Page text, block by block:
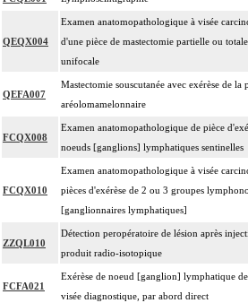
QEQX004
Examen anatomopathologique à visée
d'une pièce de mastectomie partielle ou
unifocale
QEFA007
Mastectomie souscutanée avec exérèse de la
aréolomamelonnaire
FCQX008
Examen anatomopathologique de pièce
noeuds [ganglions] lymphatiques sentinelles
FCQX010
Examen anatomopathologique à visée
pièces d'exérèse de 2 ou 3 groupes
[ganglionnaires lymphatiques]
ZZQL010
Détection peropératoire de lésion après
produit radio-isotopique
FCFA021
Exérèse de noeud [ganglion] lymphatique
visée diagnostique, par abord direct